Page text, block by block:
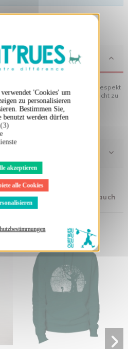
verwendet 'Cookies' um
zu personalisieren
Bestimmen Sie,
benutzt werden dürfen
akzeptieren
alle Cookies
aus Bio-Baumwolle, die mit Respekt
hergestellt wurde... nicht zu
Ihrer Kleidung noch mehr
gekauft haben, kauften auch